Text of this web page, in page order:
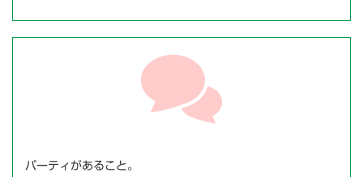
パーティがあること。